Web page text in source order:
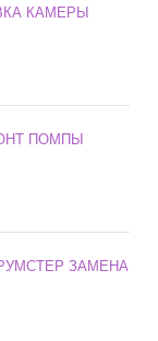
КАМЕРЫ
ПОМПЫ
ЗАМЕНА